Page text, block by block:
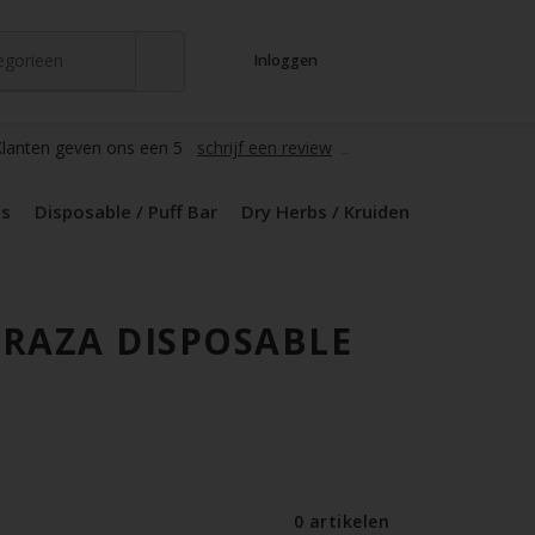
Inloggen
geven ons een 5 schrijf een review
Disposable / Puff Bar Dry Herbs / Kruiden
DISPOSABLE
0 artikelen